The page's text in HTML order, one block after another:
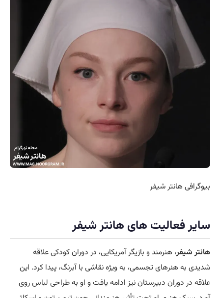
بیوگرافی هانتر شیفر
سایر فعالیت های هانتر شیفر
هانتر شیفر، هنرمند و بازیگر آمریکایی، در دوران کودکی علاقه
شدیدی به هنرهای تجسمی، به ویژه نقاشی با آبرنگ، پیدا کرد. این
علاقه در دوران دبیرستان نیز ادامه یافت و او به طراحی لباس روی